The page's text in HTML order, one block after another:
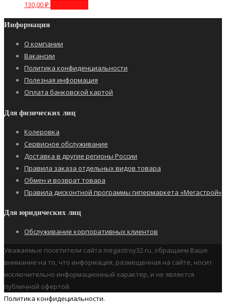
130,00₽
Информация
О компании
Вакансии
Политика конфиденциальности
Полезная информация
Оплата банковской картой
Для физических лиц
Колеровка
Сервисное обслуживание
Доставка в другие регионы России
Правила заказа отдельных видов товара
Обмен и возврат товара
Правила дисконтной программы гипермаркета «Мегастрой»
Для юридических лиц
Обслуживание корпоративных клиентов
Уважаемые посетители сайта megastroy32.ru, обращаем Ваше
внимание на то, что информация, размещенная на сайте, носит
исключительно информационный характер, и не является
публичной офертой.
Политика конфидециальности.